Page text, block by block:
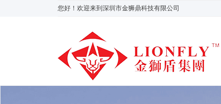
您好！欢迎来到深圳市金狮鼎科技有限公司